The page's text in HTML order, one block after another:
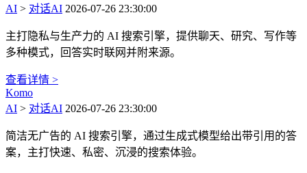
AI > 对话AI 2026-07-26 23:30:00
主打隐私与生产力的 AI 搜索引擎，提供聊天、研究、写作等
多种模式，回答实时联网并附来源。
查看详情 >
Komo
AI > 对话AI 2026-07-26 23:30:00
简洁无广告的 AI 搜索引擎，通过生成式模型给出带引用的答
案，主打快速、私密、沉浸的搜索体验。